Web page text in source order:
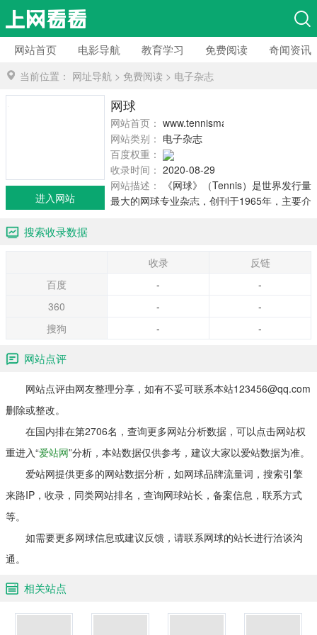
网站首页 电影导航 教育学习 免费阅读 奇闻资讯
当前位置： 网址导航 > 免费阅读 > 电子杂志
网球
网站首页： www.tennismagazine.fr
网站类别： 电子杂志
百度权重：
收录时间： 2020-08-29
网站描述：
《网球》（Tennis）是世界发行量
最大的网球专业杂志，创刊于1965年，主要介
进入网站
搜索收录数据
收录
反链
百度
-
-
360
-
-
搜狗
- -
网站点评
网站点评由网友整理分享，如有不妥可联系本站123456@qq.com
删除或整改。
在国内排在第2706名，查询更多网站分析数据，可以点击网站权
重进入“爱站网”分析，本站数据仅供参考，建议大家以爱站数据为准。
爱站网提供更多的网站数据分析，如网球品牌流量词，搜索引擎
来路IP，收录，同类网站排名，查询网球站长，备案信息，联系方式
等。
如需要更多网球信息或建议反馈，请联系网球的站长进行洽谈沟
通。
相关站点